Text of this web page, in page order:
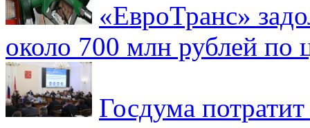
«ЕвроТранс»
около 700 млн рублей
Госдума